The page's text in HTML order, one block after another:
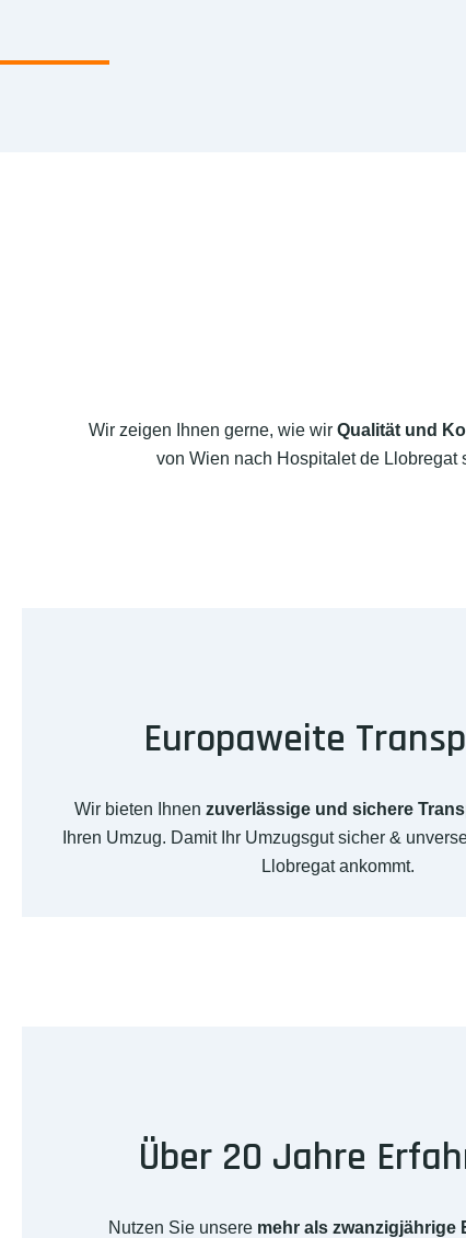
Wir zeigen Ihnen gerne, wie wir Qualität und
von Wien nach Hospitalet de Llobregat
Europaweite
Wir bieten Ihnen zuverlässige und sichere
Ihren Umzug. Damit Ihr Umzugsgut sicher &
Llobregat ankommt.
Über 20 Jahre
Nutzen Sie unsere mehr als zwanzigjährige